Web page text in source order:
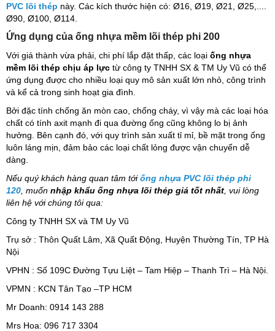
PVC lõi thép này. Các kích thước hiện có: Ø16, Ø19, Ø21, Ø25,....
Ø90, Ø100, Ø114.
Ứng dụng của ống nhựa mềm lõi thép phi 200
Với giá thành vừa phải, chi phí lắp đặt thấp, các loại ống nhựa
mềm lõi thép chịu áp lực từ công ty TNHH SX & TM Uy Vũ có thể
ứng dụng được cho nhiều loại quy mô sản xuất lớn nhỏ, công trình
và kể cả trong sinh hoạt gia đình.
Bởi đặc tính chống ăn mòn cao, chống cháy, vì vậy mà các loại hóa
chất có tính axit mạnh đi qua đường ống cũng không lo bị ảnh
hưởng. Bên cạnh đó, với quy trình sản xuất tỉ mỉ, bề mặt trong ống
luôn láng mịn, đảm bảo các loại chất lỏng được vận chuyển dễ
dàng.
Nếu quý khách hàng quan tâm tớiống nhựa PVC lõi thép phi
120 , muốn nhập khẩu ống nhựa lõi thép giá tốt nhất , vui lòng
liên hệ với chúng tôi qua:
Công ty TNHH SX và TM Uy Vũ
Trụ sở : Thôn Quất Lâm, Xã Quất Động, Huyện Thường Tín, TP Hà
Nội
VPHN : Số 109C Đường Tựu Liệt – Tam Hiệp – Thanh Trì – Hà Nội.
VPMN : KCN Tân Tạo –TP HCM
Mr Doanh: 0914 143 288
Mrs Hoa: 096 717 3304